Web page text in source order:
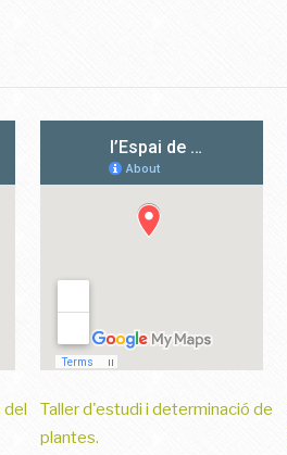
del
Taller d'estudi i determinació de
plantes.